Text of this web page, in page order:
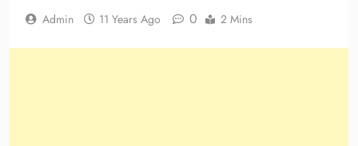
Admin 11 Years Ago 0 2 Mins